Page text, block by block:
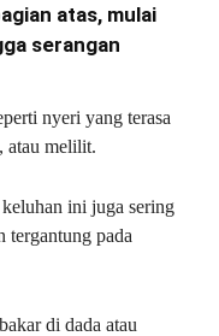
atas, mulai
serangan
nyeri yang terasa
atau melilit.
ini juga sering
tergantung pada
di dada atau